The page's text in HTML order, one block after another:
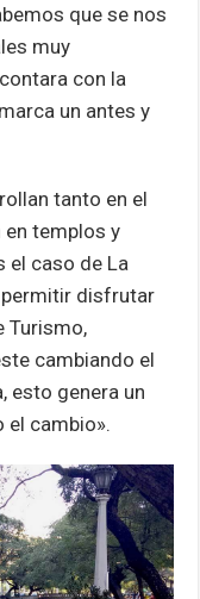
que se nos
muy
con la
un antes y
tanto en el
templos y
el caso de La
permitir disfrutar
Turismo,
cambiando el
esto genera un
el cambio».